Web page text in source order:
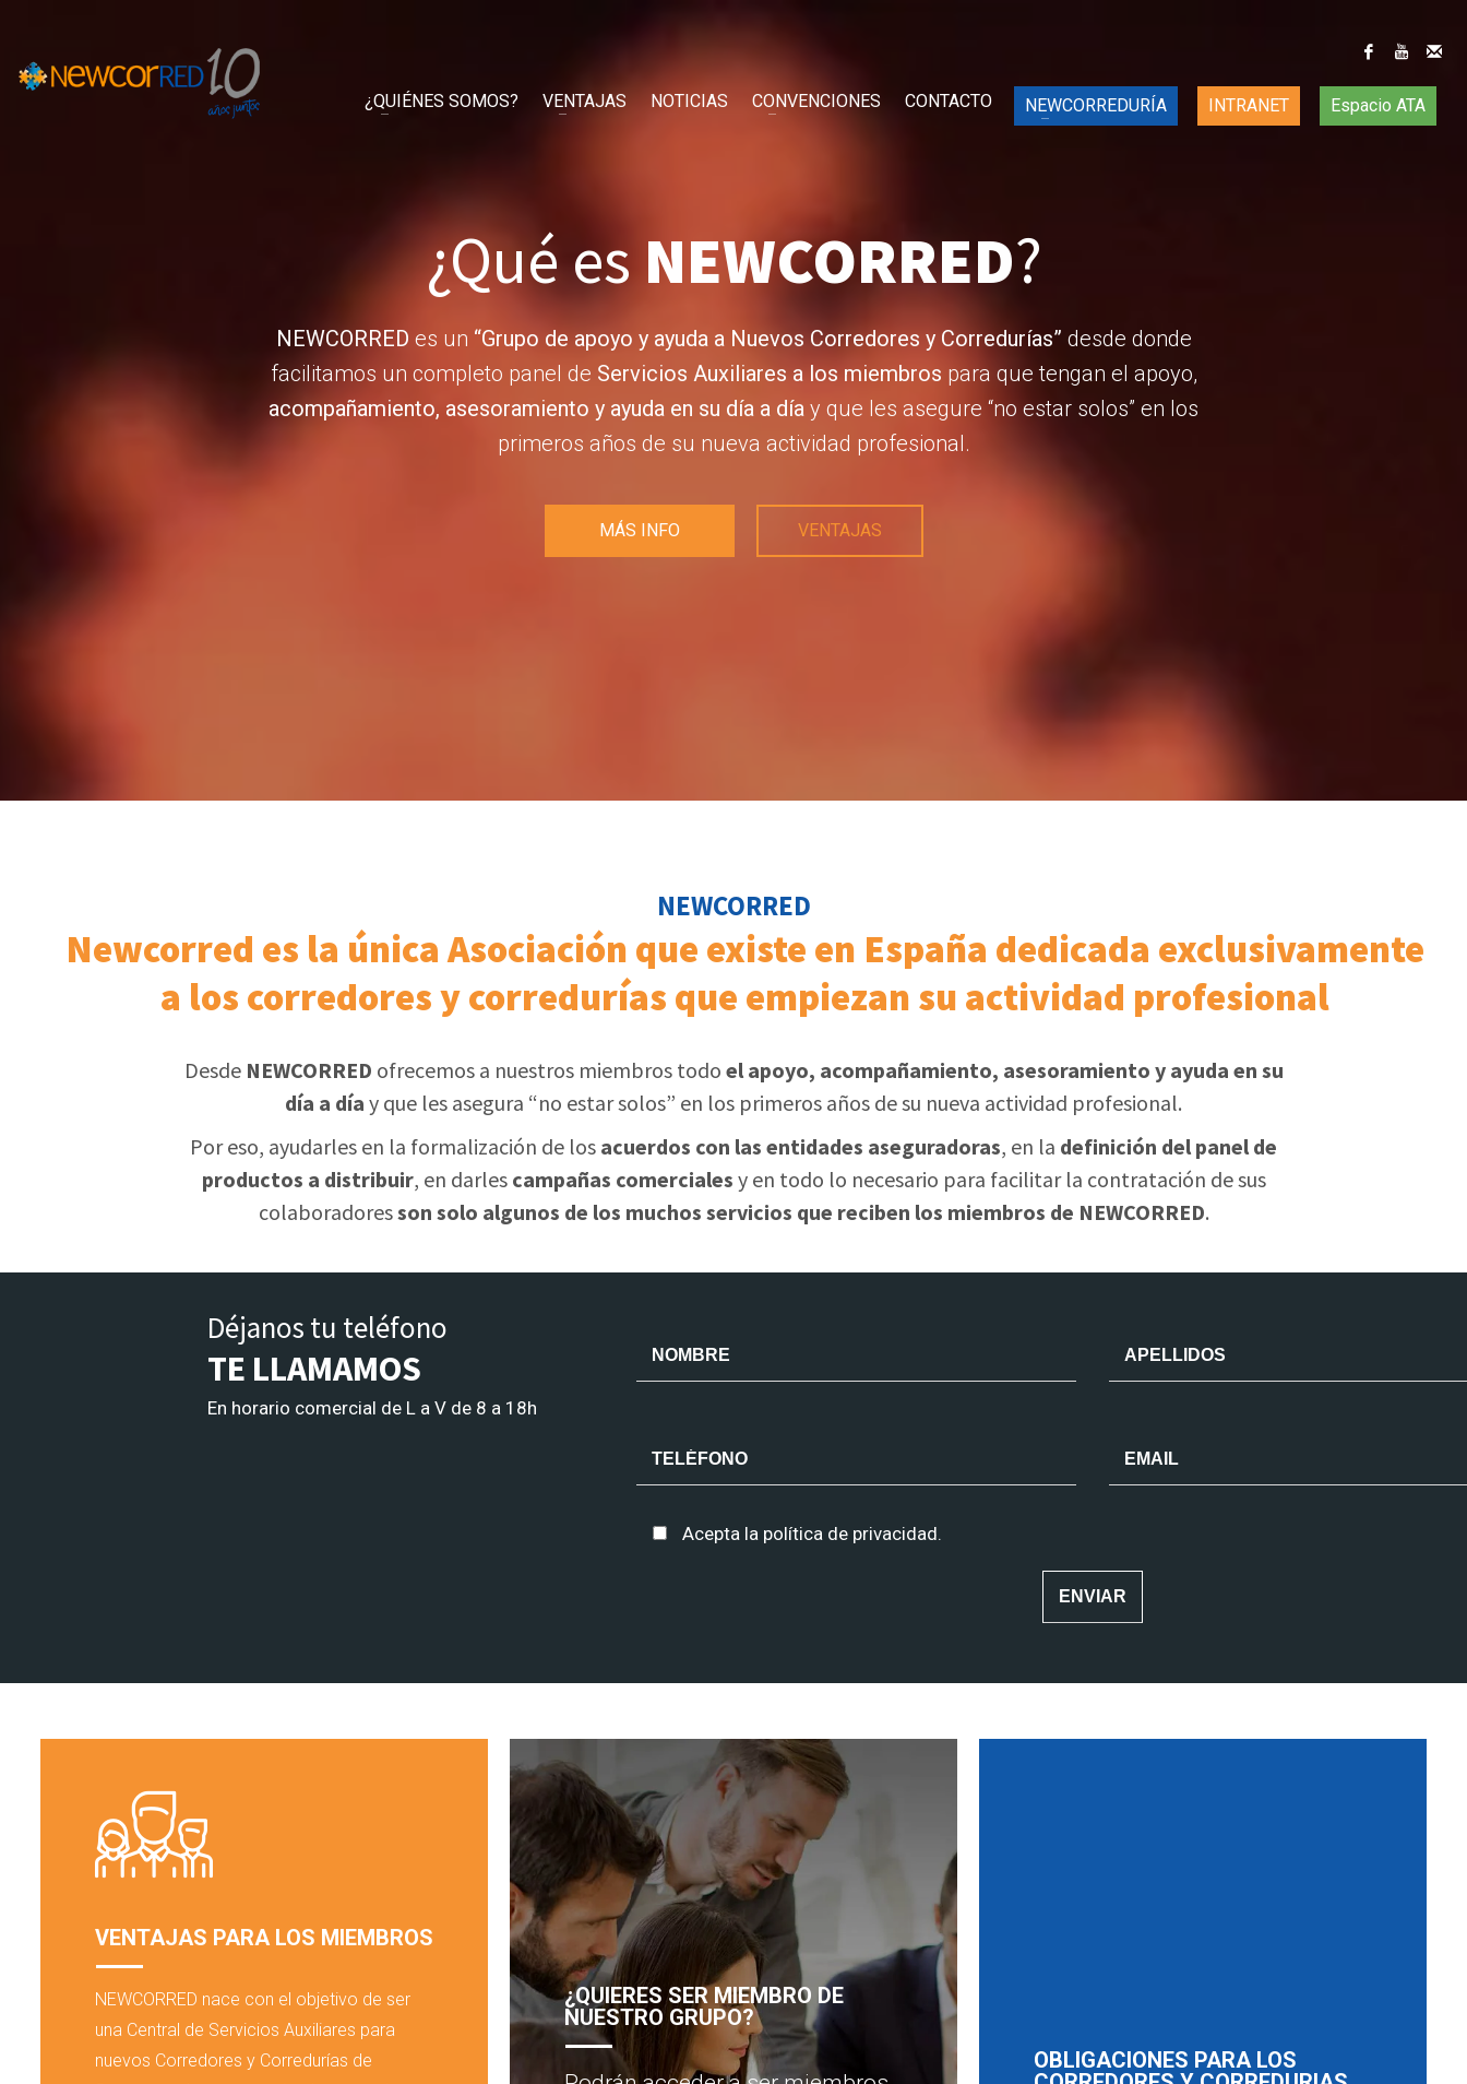
¿QUIÉNES SOMOS? VENTAJAS NOTICIAS CONVENCIONES CONTACTO NEWCORREDURÍA INTRANET Espacio ATA
¿Qué es NEWCORRED?
NEWCORRED es un “Grupo de apoyo y ayuda a Nuevos Corredores y Corredurías” desde donde
facilitamos un completo panel de Servicios Auxiliares a los miembros para que tengan el apoyo,
acompañamiento, asesoramiento y ayuda en su día a día y que les asegure “no estar solos” en los
primeros años de su nueva actividad profesional.
MÁS INFO VENTAJAS
NEWCORRED
Newcorred es la única Asociación que existe en España dedicada exclusivamente
a los corredores y corredurías que empiezan su actividad profesional
Desde NEWCORRED ofrecemos a nuestros miembros todo el apoyo, acompañamiento, asesoramiento y ayuda en su
día a día y que les asegura “no estar solos” en los primeros años de su nueva actividad profesional.
Por eso, ayudarles en la formalización de los acuerdos con las entidades aseguradoras, en la definición del panel de
productos a distribuir, en darles campañas comerciales y en todo lo necesario para facilitar la contratación de sus
colaboradoresson solo algunos de los muchos servicios que reciben los miembros de NEWCORRED.
Déjanos tu teléfono
TE LLAMAMOS
En horario comercial de L a V de 8 a 18h
Acepta la política de privacidad.
VENTAJAS PARA LOS MIEMBROS
NEWCORRED nace con el objetivo de ser
una Central de Servicios Auxiliares para
nuevos Corredores y Corredurías de
¿QUIERES SER MIEMBRO DE
NUESTRO GRUPO?
OBLIGACIONES PARA LOS